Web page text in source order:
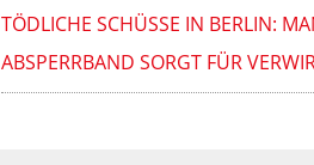
TÖDLICHE SCHÜSSE IN BERLIN:
ABSPERRBAND SORGT FÜR